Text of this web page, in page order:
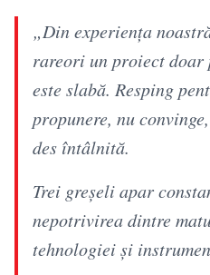
„Din experiența
rareori un proiect doar
este slabă. Resping
propunere, nu
des întâlnită.
Trei greșeli apar
nepotrivirea dintre
tehnologiei și